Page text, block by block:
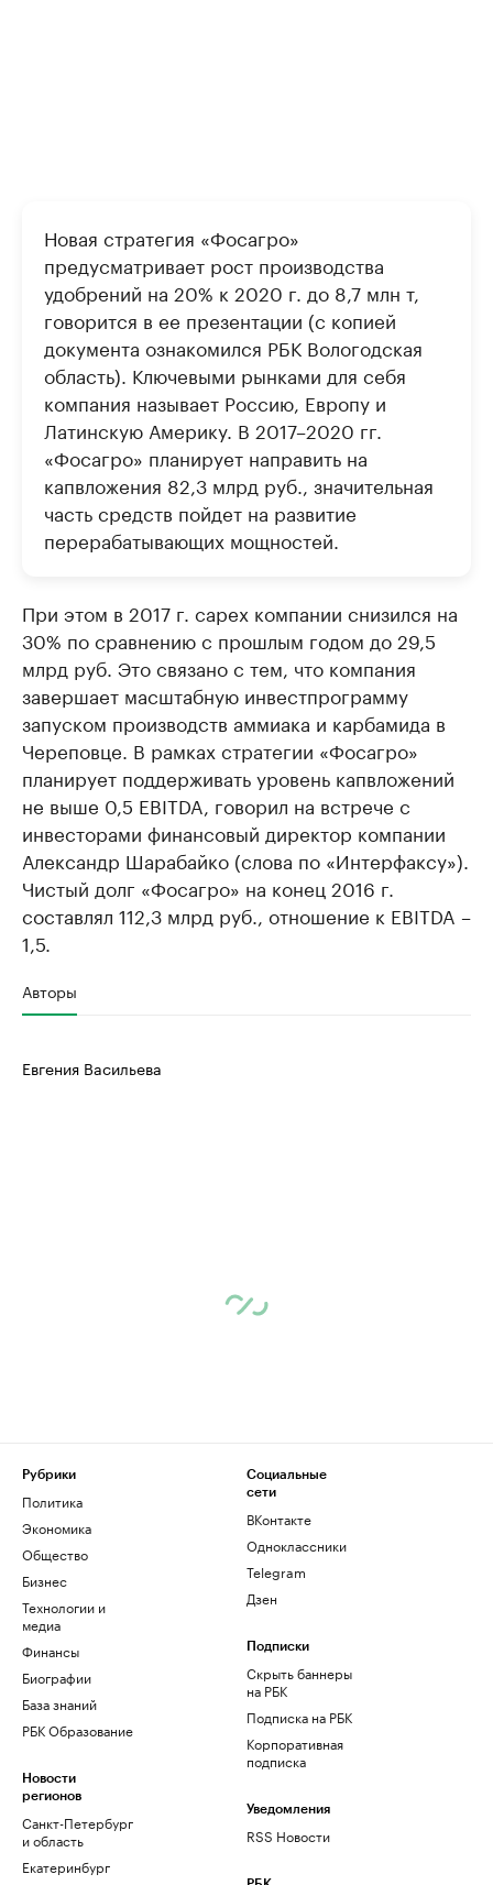
Новая стратегия «Фосагро»
предусматривает рост производства
удобрений на 20% к 2020 г. до 8,7 млн т,
говорится в ее презентации (с копией
документа ознакомился РБК Вологодская
область). Ключевыми рынками для себя
компания называет Россию, Европу и
Латинскую Америку. В 2017–2020 гг.
«Фосагро» планирует направить на
капвложения 82,3 млрд руб., значительная
часть средств пойдет на развитие
перерабатывающих мощностей.
При этом в 2017 г. capex компании снизился на
30% по сравнению с прошлым годом до 29,5
млрд руб. Это связано с тем, что компания
завершает масштабную инвестпрограмму
запуском производств аммиака и карбамида в
Череповце. В рамках стратегии «Фосагро»
планирует поддерживать уровень капвложений
не выше 0,5 EBITDA, говорил на встрече с
инвесторами финансовый директор компании
Александр Шарабайко (слова по «Интерфаксу»).
Чистый долг «Фосагро» на конец 2016 г.
составлял 112,3 млрд руб., отношение к EBITDA –
1,5.
Авторы
Евгения Васильева
Рубрики
Политика
Экономика
Общество
Бизнес
Технологии и
медиа
Финансы
Биографии
База знаний
РБК Образование
Новости
регионов
Санкт-Петербург
и область
Екатеринбург
Социальные
сети
ВКонтакте
Одноклассники
Telegram
Дзен
Подписки
Скрыть баннеры
на РБК
Подписка на РБК
Корпоративная
подписка
Уведомления
RSS Новости